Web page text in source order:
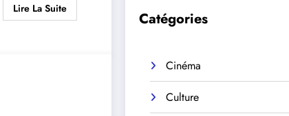
Lire La Suite
Catégories
Cinéma
Culture